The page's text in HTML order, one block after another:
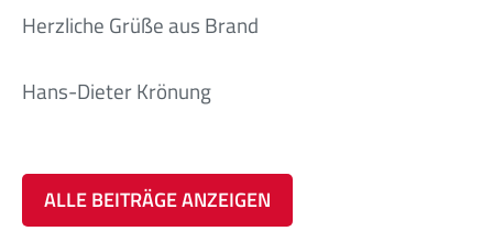
Herzliche Grüße aus Brand
Hans-Dieter Krönung
ALLE BEITRÄGE ANZEIGEN